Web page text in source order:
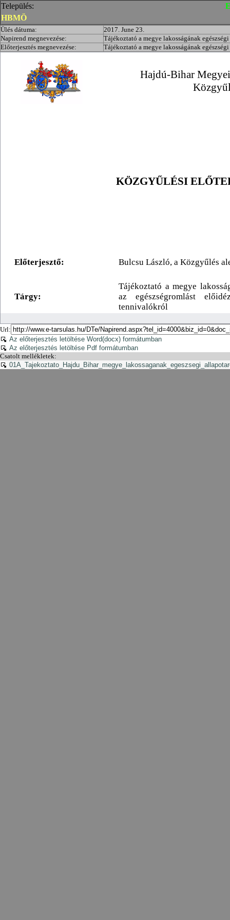
Település:
HBMÖ
Ülés dátuma:
2017. June 23.
Napirend megnevezése:
Tájékoztató a megye lakosságának
Előterjesztés megnevezése:
Tájékoztató a megye lakosságának
Url:
Az előterjesztés letöltése Word(docx) formátumban
Az előterjesztés letöltése Pdf formátumban
Csatolt mellékletek: